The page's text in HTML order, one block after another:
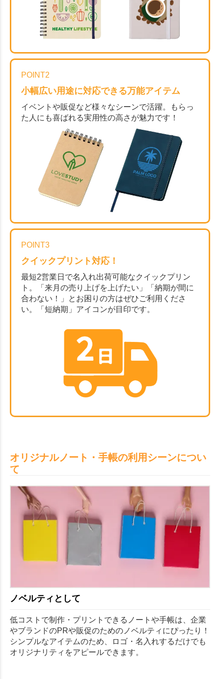
POINT2
小幅広い用途に対応できる万能アイテム
イベントや販促など様々なシーンで活躍。もらっ
た人にも喜ばれる実用性の高さが魅力です！
POINT3
クイックプリント対応！
最短2営業日で名入れ出荷可能なクイックプリン
ト。「来月の売り上げを上げたい」「納期が間に
合わない！」とお困りの方はぜひご利用くださ
い。「短納期」アイコンが目印です。
オリジナルノート・手帳の利用シーンについ
て
ノベルティとして
低コストで制作・プリントできるノートや手帳は、企業
やブランドのPRや販促のためのノベルティにぴったり！
シンプルなアイテムのため、ロゴ・名入れするだけでも
オリジナリティをアピールできます。